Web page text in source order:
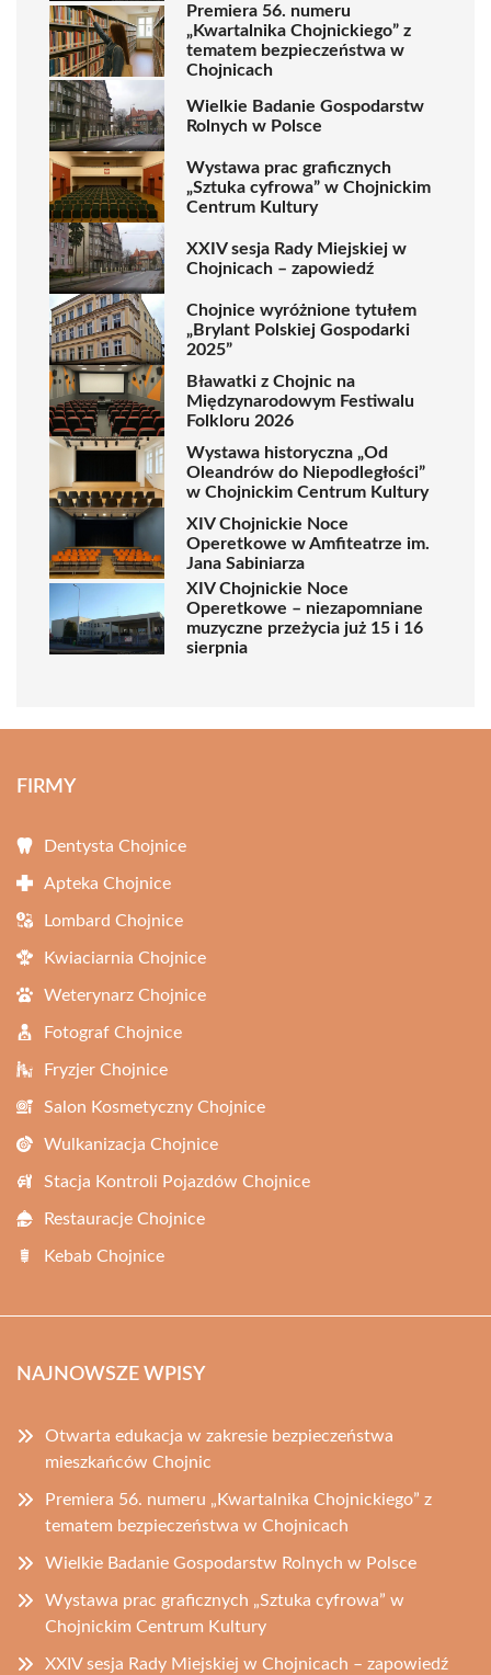
Premiera 56. numeru
„Kwartalnika Chojnickiego” z
tematem bezpieczeństwa w
Chojnicach
Wielkie Badanie Gospodarstw
Rolnych w Polsce
Wystawa prac graficznych
„Sztuka cyfrowa” w Chojnickim
Centrum Kultury
XXIV sesja Rady Miejskiej w
Chojnicach – zapowiedź
Chojnice wyróżnione tytułem
„Brylant Polskiej Gospodarki
2025”
Bławatki z Chojnic na
Międzynarodowym Festiwalu
Folkloru 2026
Wystawa historyczna „Od
Oleandrów do Niepodległości”
w Chojnickim Centrum Kultury
XIV Chojnickie Noce
Operetkowe w Amfiteatrze im.
Jana Sabiniarza
XIV Chojnickie Noce
Operetkowe – niezapomniane
muzyczne przeżycia już 15 i 16
sierpnia
FIRMY
Dentysta Chojnice
Apteka Chojnice
Lombard Chojnice
Kwiaciarnia Chojnice
Weterynarz Chojnice
Fotograf Chojnice
Fryzjer Chojnice
Salon Kosmetyczny Chojnice
Wulkanizacja Chojnice
Stacja Kontroli Pojazdów Chojnice
Restauracje Chojnice
Kebab Chojnice
NAJNOWSZE WPISY
Otwarta edukacja w zakresie bezpieczeństwa
mieszkańców Chojnic
Premiera 56. numeru „Kwartalnika Chojnickiego” z
tematem bezpieczeństwa w Chojnicach
Wielkie Badanie Gospodarstw Rolnych w Polsce
Wystawa prac graficznych „Sztuka cyfrowa” w
Chojnickim Centrum Kultury
XXIV sesja Rady Miejskiej w Chojnicach – zapowiedź